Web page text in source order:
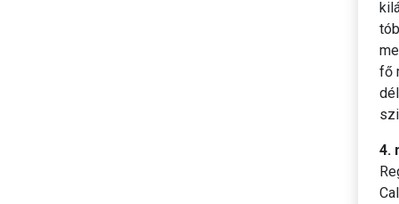
fő
4.